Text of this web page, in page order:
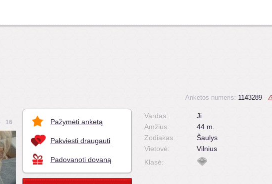
16 Pažymėti anketą
Pakviesti draugauti
Padovanoti dovaną
Anketos numeris: 1143289
Vardas:
Ji
Amžius:
44 m.
Zodiakas:
Šaulys
Vietovė:
Vilnius
Klasė: